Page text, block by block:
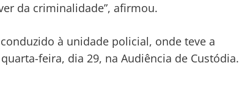
da criminalidade”, afirmou.
à unidade policial, onde teve a
feira, dia 29, na Audiência de Custódia.